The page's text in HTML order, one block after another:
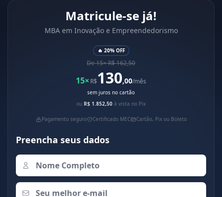
Matricule-se já!
MBA em Inovação e Empreendedorismo
🔥 20% OFF
De 15× R$ 162,50
15× R$130,00/mês
sem juros no cartão
ou R$ 1.852,50 à vista no Pix
Pagamento seguro Certificado MEC Cartão, Pix ou Boleto
Preencha seus dados